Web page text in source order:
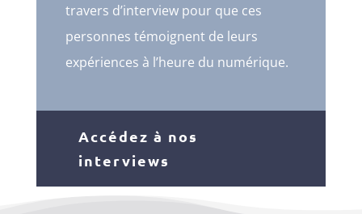
travers d’interview pour que ces
personnes témoignent de leurs
expériences à l’heure du numérique.
Accédez à nos
interviews